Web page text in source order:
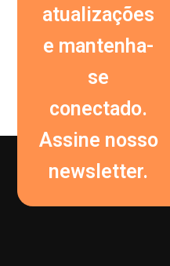
atualizações
e mantenha-
se
conectado.
Assine nosso
newsletter.